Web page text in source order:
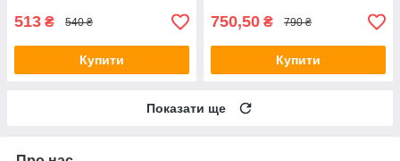
513 ₴ 540 ₴
Купити
750,50 ₴ 790 ₴
Купити
Показати ще